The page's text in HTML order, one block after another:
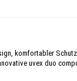
komfortabler
uvex duo